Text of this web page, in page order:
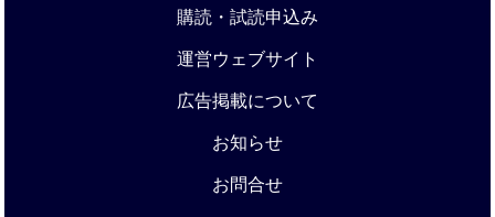
購読・試読申込み
運営ウェブサイト
広告掲載について
お知らせ
お問合せ